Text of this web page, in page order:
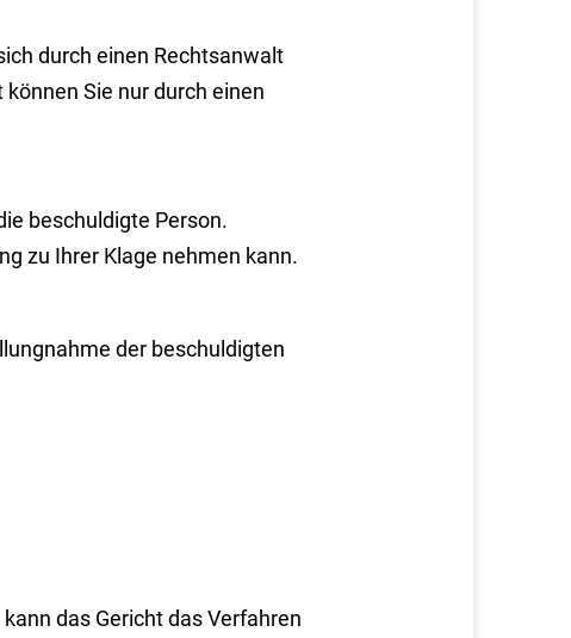
durch einen Rechtsanwalt
Sie nur durch einen
beschuldigte Person.
zu Ihrer Klage nehmen kann.
der beschuldigten
das Gericht das Verfahren